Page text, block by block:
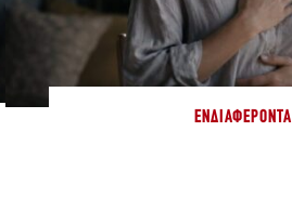
ΕΝΔΙΑΦΈΡΟΝΤΑ